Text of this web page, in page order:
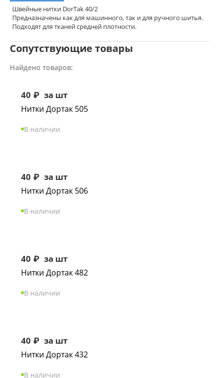
Швейные нитки DorTak 40/2
Предназначены как для машинного, так и для ручного шитья.
Подходят для тканей средней плотности.
Сопутствующие товары
Найдено товаров:
40 ₽ за шт
Нитки Дортак 505
В наличии
40 ₽ за шт
Нитки Дортак 506
В наличии
40 ₽ за шт
Нитки Дортак 482
В наличии
40 ₽ за шт
Нитки Дортак 432
В наличии